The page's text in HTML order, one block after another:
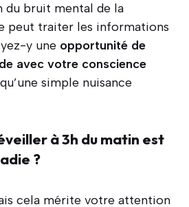
du bruit mental de la
peut traiter les informations
y une opportunité de
avec votre conscience
simple nuisance
à 3h du matin est
?
cela mérite votre attention